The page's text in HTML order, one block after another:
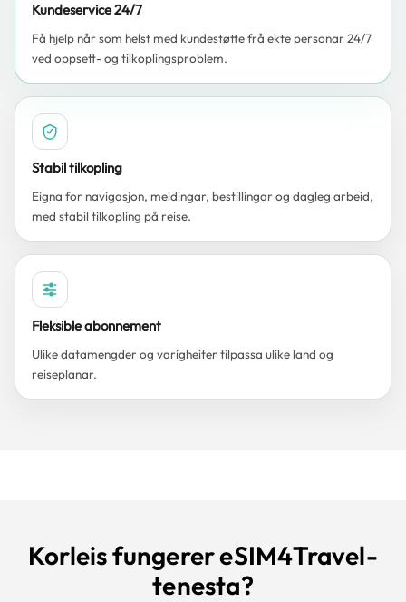
Kundeservice 24/7
Få hjelp når som helst med kundestøtte frå ekte personar 24/7
ved oppsett- og tilkoplingsproblem.
Stabil tilkopling
Eigna for navigasjon, meldingar, bestillingar og dagleg arbeid,
med stabil tilkopling på reise.
Fleksible abonnement
Ulike datamengder og varigheiter tilpassa ulike land og
reiseplanar.
Korleis fungerer eSIM4Travel-
tenesta?